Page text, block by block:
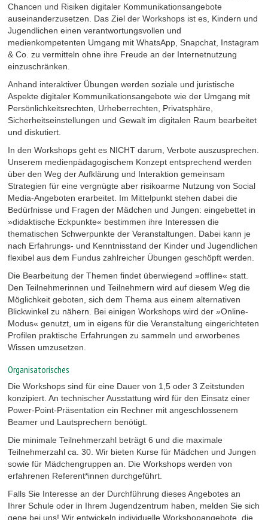
Chancen und Risiken digitaler Kommunikationsangebote
auseinanderzusetzen. Das Ziel der Workshops ist es, Kindern und
Jugendlichen einen verantwortungsvollen und
medienkompetenten Umgang mit WhatsApp, Snapchat, Instagram
& Co. zu vermitteln ohne ihre Freude an der Internetnutzung
einzuschränken.
Anhand interaktiver Übungen werden soziale und juristische
Aspekte digitaler Kommunikationsangebote wie der Umgang mit
Persönlichkeitsrechten, Urheberrechten, Privatsphäre,
Sicherheitseinstellungen und Gewalt im digitalen Raum bearbeitet
und diskutiert.
In den Workshops geht es NICHT darum, Verbote auszusprechen.
Unserem medienpädagogischem Konzept entsprechend werden
über den Weg der Aufklärung und Interaktion gemeinsam
Strategien für eine vergnügte aber risikoarme Nutzung von Social
Media-Angeboten erarbeitet. Im Mittelpunkt stehen dabei die
Bedürfnisse und Fragen der Mädchen und Jungen: eingebettet in
»didaktische Eckpunkte« bestimmen ihre Interessen die
thematischen Schwerpunkte der Veranstaltungen. Dabei kann je
nach Erfahrungs- und Kenntnisstand der Kinder und Jugendlichen
flexibel aus dem Fundus zahlreicher Übungen geschöpft werden.
Die Bearbeitung der Themen findet überwiegend »offline« statt.
Den Teilnehmerinnen und Teilnehmern wird auf diesem Weg die
Möglichkeit geboten, sich dem Thema aus einem alternativen
Blickwinkel zu nähern. Bei einigen Workshops wird der »Online-
Modus« genutzt, um in eigens für die Veranstaltung eingerichteten
Profilen praktische Erfahrungen zu sammeln und erworbenes
Wissen umzusetzen.
Organisatorisches
Die Workshops sind für eine Dauer von 1,5 oder 3 Zeitstunden
konzipiert. An technischer Ausstattung wird für den Einsatz einer
Power-Point-Präsentation ein Rechner mit angeschlossenem
Beamer und Lautsprechern benötigt.
Die minimale Teilnehmerzahl beträgt 6 und die maximale
Teilnehmerzahl ca. 30. Wir bieten Kurse für Mädchen und Jungen
sowie für Mädchengruppen an. Die Workshops werden von
erfahrenen Referent*innen durchgeführt.
Falls Sie Interesse an der Durchführung dieses Angebotes an
Ihrer Schule oder in Ihrem Jugendzentrum haben, melden Sie sich
gene bei uns! Wir entwickeln individuelle Workshopangebote, die